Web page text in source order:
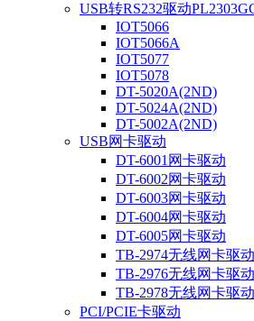
USB转RS232驱动
IOT5066
IOT5066A
IOT5077
IOT5078
DT-5020A(2ND)
DT-5024A(2ND)
DT-5002A(2ND)
USB网卡驱动
DT-6001网卡驱动
DT-6002网卡驱动
DT-6003网卡驱动
DT-6004网卡驱动
DT-6005网卡驱动
TB-2974无线网卡驱
TB-2976无线网卡驱
TB-2978无线网卡驱
PCI/PCIE卡驱动